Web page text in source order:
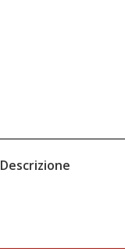
Descrizione